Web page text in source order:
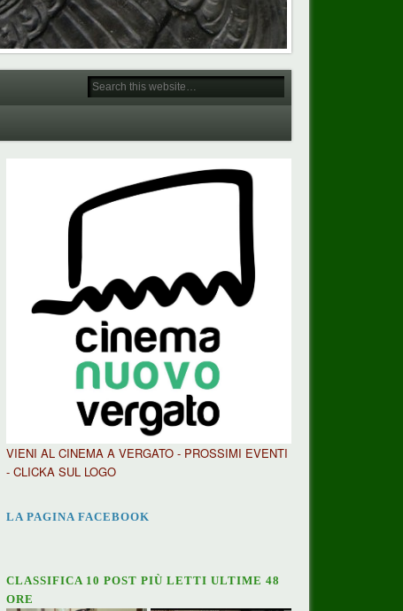
VIENI AL CINEMA A VERGATO - PROSSIMI EVENTI
- CLICKA SUL LOGO
LA PAGINA FACEBOOK
CLASSIFICA 10 POST PIÙ LETTI ULTIME 48
ORE